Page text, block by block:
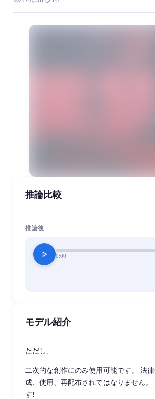
ただし、 二次的な創作にのみ使用可能で
推論比較
推論後
play_arrow 0:00
モデル紹介
ただし、
二次的な創作にのみ使用可能です。 法
成、使用、再配布されてはなりません
す!